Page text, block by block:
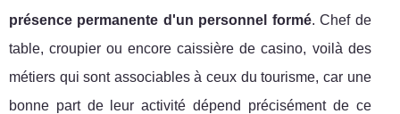
présence permanente d'un personnel formé. Chef de
table, croupier ou encore caissière de casino, voilà des
métiers qui sont associables à ceux du tourisme, car une
bonne part de leur activité dépend précisément de ce